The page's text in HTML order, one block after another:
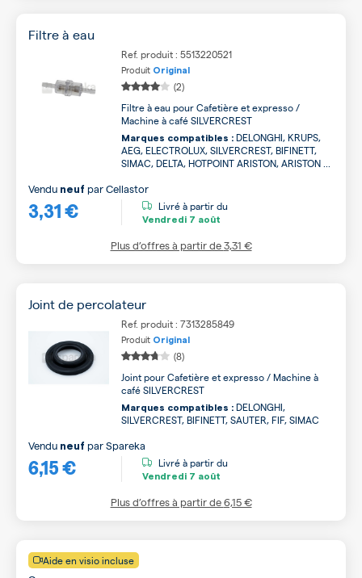
Filtre à eau
Ref. produit : 5513220521
Produit Original
(2)
Filtre à eau pour Cafetière et expresso /
Machine à café SILVERCREST
Marques compatibles : DELONGHI, KRUPS,
AEG, ELECTROLUX, SILVERCREST, BIFINETT,
SIMAC, DELTA, HOTPOINT ARISTON, ARISTON ...
3,31 €
Vendu neuf parCellastor
Livré à partir du
Vendredi 7 août
Plus d’offres à partir de3,31 €
Joint de percolateur
Ref. produit : 7313285849
Produit Original
(8)
Joint pour Cafetière et expresso / Machine à
café SILVERCREST
Marques compatibles : DELONGHI,
SILVERCREST, BIFINETT, SAUTER, FIF, SIMAC
6,15 €
Vendu neuf parSpareka
Livré à partir du
Vendredi 7 août
Plus d’offres à partir de6,15 €
Aide en visio incluse